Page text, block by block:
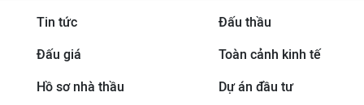
Tin tức Đấu thầu
Đấu giá Toàn cảnh kinh tế
Hồ sơ nhà thầu Dự án đầu tư